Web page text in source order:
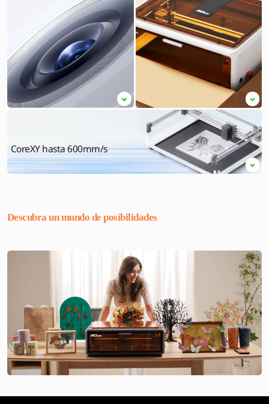
CoreXY hasta600mm/s
Descubra un mundo de posibilidades